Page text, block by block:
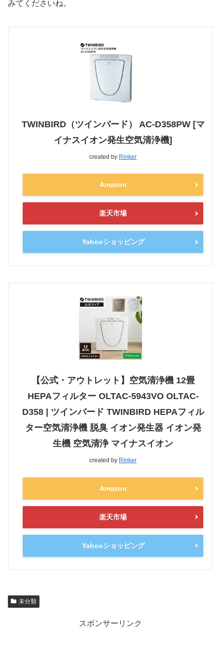
みてくださいね。
TWINBIRD（ツインバード） AC-D358PW [マ
イナスイオン発生空気清浄機]
created by Rinker
Amazon
楽天市場
Yahooショッピング
【公式・アウトレット】空気清浄機 12畳
HEPAフィルター OLTAC-5943VO OLTAC-
D358 | ツインバード TWINBIRD HEPAフィル
ター空気清浄機 脱臭 イオン発生器 イオン発
生機 空気清浄 マイナスイオン
created by Rinker
Amazon
楽天市場
Yahooショッピング
未分類
スポンサーリンク